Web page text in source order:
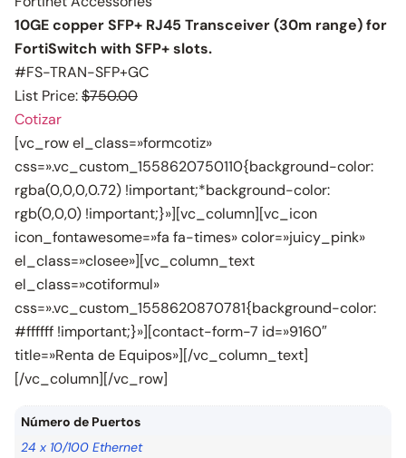
10GE copper SFP+ RJ45 Transceiver (30m range) for
FortiSwitch with SFP+ slots.
#FS-TRAN-SFP+GC
List Price:$750.00
Cotizar
[vc_row el_class=»formcotiz»
css=».vc_custom_1558620750110{background-color:
rgba(0,0,0,0.72) !important;*background-color:
rgb(0,0,0) !important;}»][vc_column][vc_icon
icon_fontawesome=»fa fa-times» color=»juicy_pink»
el_class=»closee»][vc_column_text
el_class=»cotiformul»
css=».vc_custom_1558620870781{background-color:
#ffffff !important;}»][contact-form-7 id=»9160″
title=»Renta de Equipos»][/vc_column_text]
[/vc_column][/vc_row]
Número de Puertos
24 x 10/100 Ethernet